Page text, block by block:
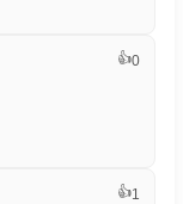
👍0
👍1